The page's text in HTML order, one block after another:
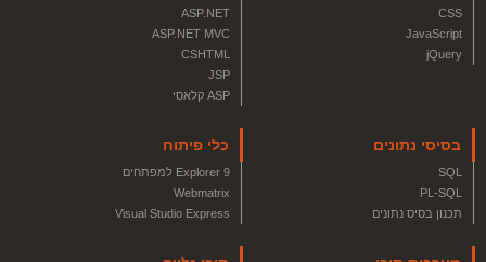
CSS
JavaScript
jQuery
ASP.NET
ASP.NET MVC
CSHTML
JSP
ASP קלאסי
בסיסי נתונים
SQL
PL-SQL
תכנון בסיס נתונים
כלי פיתוח
Explorer 9 למפתחים
Webmatrix
Visual Studio Express